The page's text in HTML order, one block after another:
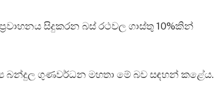
සිදුකරන බස් රථවල ගාස්තු 10%කින්
බන්දුල ගුණවර්ධන මහතා මේ බව සඳහන් කළේය.